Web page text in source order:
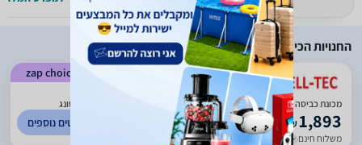
החנויות הכי זולות
zap choice
4.54
3758
)
מכונת כביסה פתח חזית 8 ק''ג Samsung WW8ST5543AT AddWash | סמסונג
₪1,893
משלוח חינם עד 7 ימי עסקים
לפרטים נוספים